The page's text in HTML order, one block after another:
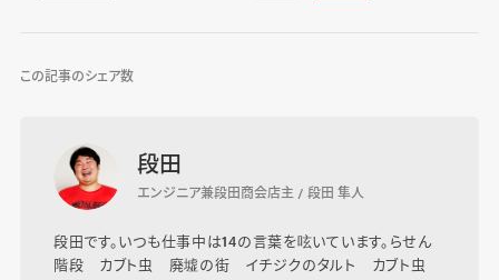
この記事のシェア数
段田
エンジニア兼段田商会店主 / 段田 隼人
段田です。いつも仕事中は14の言葉を呟いています。らせん
階段 カブト虫 廃墟の街 イチジクのタルト カブト虫